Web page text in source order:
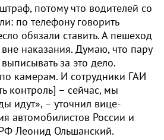
потому что водителей со
по телефону говорить
обязали ставить. А пешеход
наказания. Думаю, что пару
за это дело.
камерам. И сотрудники ГАИ
контроль] – сейчас, мы
идут», – уточнил вице-
автомобилистов России и
Леонид Ольшанский.